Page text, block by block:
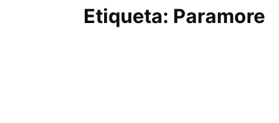
Etiqueta: Paramore